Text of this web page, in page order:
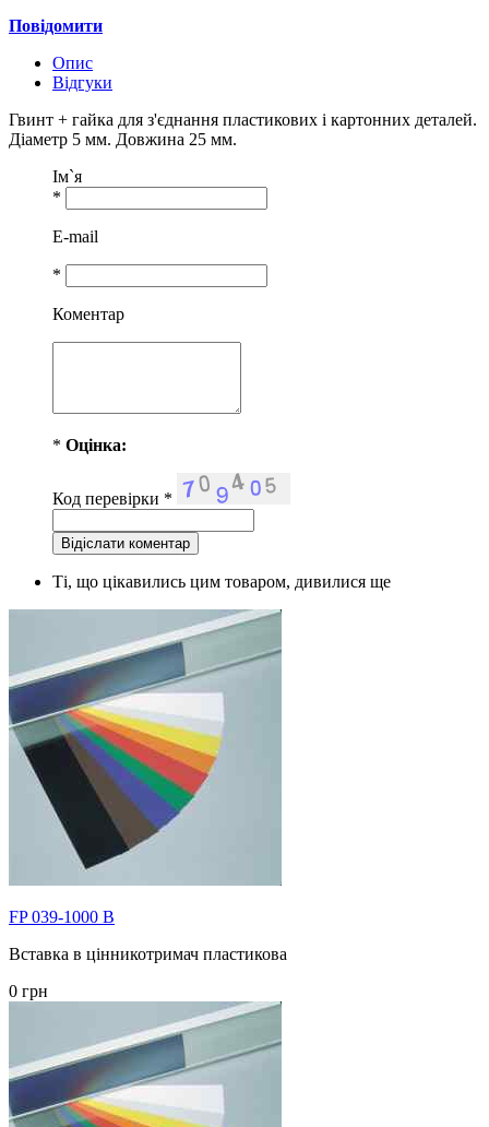
Повідомити
Опис
Відгуки
Гвинт + гайка для з'єднання пластикових і картонних деталей.
Діаметр 5 мм. Довжина 25 мм.
Ім`я
*
E-mail
*
Коментар
* Оцiнка:
Код перевірки *
Ті, що цікавились цим товаром, дивилися ще
FP 039-1000 B
Вставка в цінникотримач пластикова
0 грн